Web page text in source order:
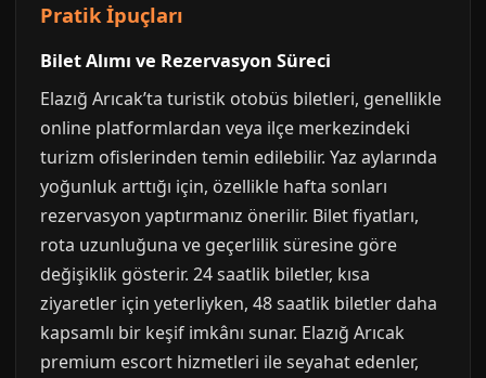
Pratik İpuçları
Bilet Alımı ve Rezervasyon Süreci
Elazığ Arıcak’ta turistik otobüs biletleri, genellikle
online platformlardan veya ilçe merkezindeki
turizm ofislerinden temin edilebilir. Yaz aylarında
yoğunluk arttığı için, özellikle hafta sonları
rezervasyon yaptırmanız önerilir. Bilet fiyatları,
rota uzunluğuna ve geçerlilik süresine göre
değişiklik gösterir. 24 saatlik biletler, kısa
ziyaretler için yeterliyken, 48 saatlik biletler daha
kapsamlı bir keşif imkânı sunar. Elazığ Arıcak
premium escort hizmetleri ile seyahat edenler,